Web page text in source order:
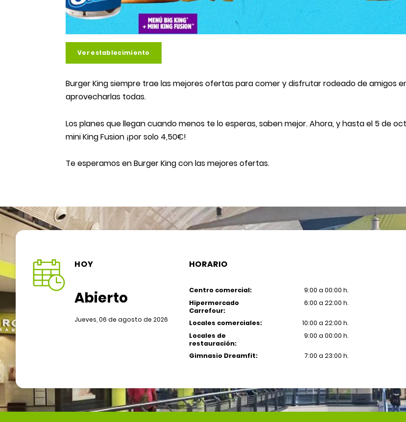
Ver establecimiento
Burger King siempre trae las mejores ofertas para comer y disfrutar rodeado de amigos
aprovecharlas todas.
Los planes que llegan cuando menos te lo esperas, saben mejor. Ahora, y hasta el 5 de
mini King Fusion ¡por solo 4,50€!
Te esperamos en Burger King con las mejores ofertas.
HOY
Abierto
Jueves, 06 de agosto de 2026
HORARIO
Centro comercial:
9:00 a 00:00 h.
Hipermercado
Carrefour:
6:00 a 22:00 h.
Locales comerciales:
10:00 a 22:00 h.
Locales de
restauración:
9:00 a 00:00 h.
Gimnasio Dreamfit: 7:00 a 23:00 h.